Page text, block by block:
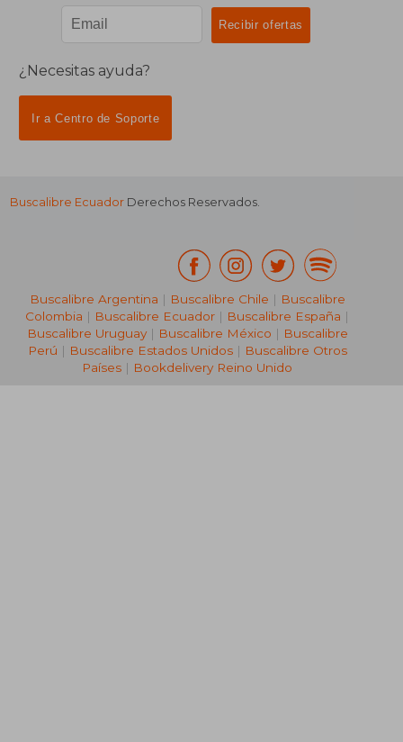
¿Necesitas ayuda?
Ir a Centro de Soporte
Buscalibre Ecuador Derechos Reservados.
Buscalibre Argentina | Buscalibre Chile | Buscalibre
Colombia | Buscalibre Ecuador | Buscalibre España |
Buscalibre Uruguay| Buscalibre México | Buscalibre
Perú | Buscalibre Estados Unidos| Buscalibre Otros
Países | Bookdelivery Reino Unido